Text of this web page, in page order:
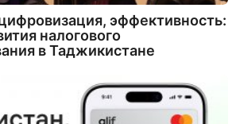
эффективность:
налогового
в Таджикистане